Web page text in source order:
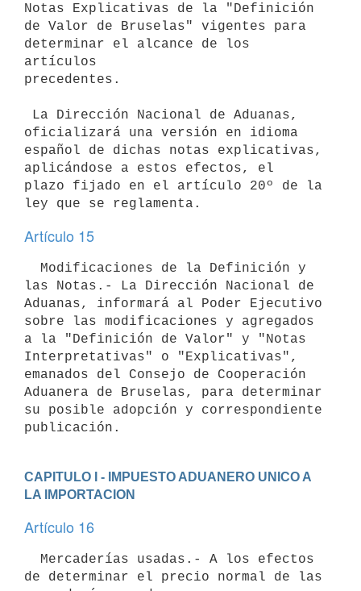
Notas Explicativas de la "Definición
de Valor de Bruselas" vigentes para
determinar el alcance de los
artículos
precedentes.
oficializará una versión en idioma
español de dichas notas explicativas,
aplicándose a estos efectos, el
plazo fijado en el artículo 20º de la
Artículo 15
las Notas.- La Dirección Nacional de
Aduanas, informará al Poder Ejecutivo
sobre las modificaciones y agregados
a la "Definición de Valor" y "Notas
Interpretativas" o "Explicativas",
emanados del Consejo de Cooperación
Aduanera de Bruselas, para determinar
su posible adopción y correspondiente
CAPITULO I - IMPUESTO ADUANERO UNICO A
LA IMPORTACION
Artículo 16
de determinar el precio normal de las